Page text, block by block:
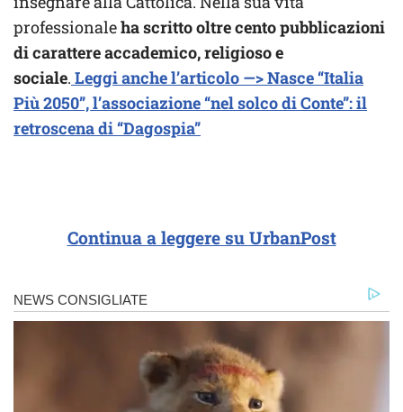
professionaleha scritto oltre cento pubblicazioni
di carattere accademico, religioso e
sociale. Leggi anche l’articolo —> Nasce “Italia
Più 2050”, l’associazione “nel solco di Conte”: il
retroscena di “Dagospia”
Continua a leggere su UrbanPost